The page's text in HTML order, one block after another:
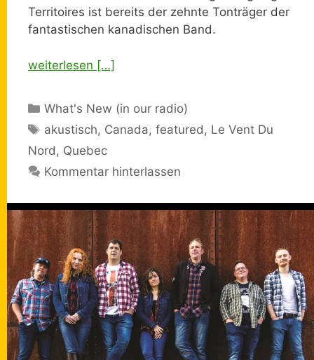
Territoires ist bereits der zehnte Tonträger der
fantastischen kanadischen Band.
weiterlesen […]
Kategorien
What's New (in our radio)
Schlagwörter
akustisch, Canada,featured , Le Vent Du
Nord , Quebec
Kommentar hinterlassen